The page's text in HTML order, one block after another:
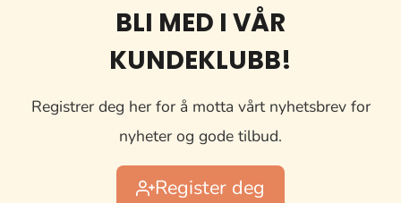
BLI MED I VÅR
KUNDEKLUBB!
Registrer deg her for å motta vårt nyhetsbrev for
nyheter og gode tilbud.
Register deg